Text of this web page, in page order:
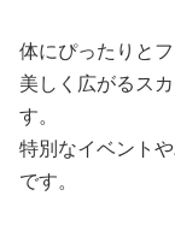
体にぴったりと
美しく広がるス
す。
特別なイベント
です。